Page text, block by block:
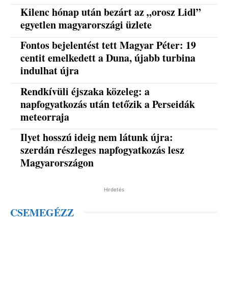
Kilenc hónap után bezárt az „orosz Lidl”
egyetlen magyarországi üzlete
Fontos bejelentést tett Magyar Péter: 19
centit emelkedett a Duna, újabb turbina
indulhat újra
Rendkívüli éjszaka közeleg: a
napfogyatkozás után tetőzik a Perseidák
meteorraja
Ilyet hosszú ideig nem látunk újra:
szerdán részleges napfogyatkozás lesz
Magyarországon
Hirdetés
CSEMEGÉZZ